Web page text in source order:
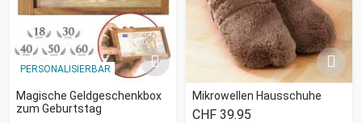
PERSONALISIERBAR
Magische Geldgeschenkbox
zum Geburtstag
Mikrowellen Hausschuhe
CHF 39.95